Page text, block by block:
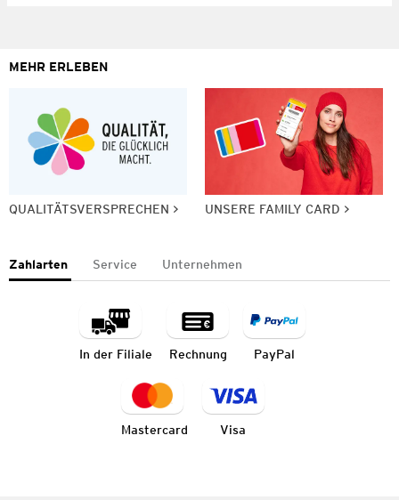
MEHR ERLEBEN
QUALITÄTSVERSPRECHEN UNSERE FAMILY CARD
Zahlarten Service Unternehmen
In der Filiale Rechnung PayPal
Mastercard Visa